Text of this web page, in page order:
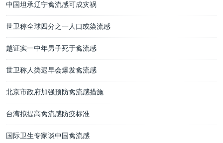
中国坦承辽宁禽流感可成灾祸
世卫称全球四分之一人口或染流感
越证实一中年男子死于禽流感
世卫称人类迟早会爆发禽流感
北京市政府加强预防禽流感措施
台湾拟提高禽流感防疫标准
国际卫生专家谈中国禽流感